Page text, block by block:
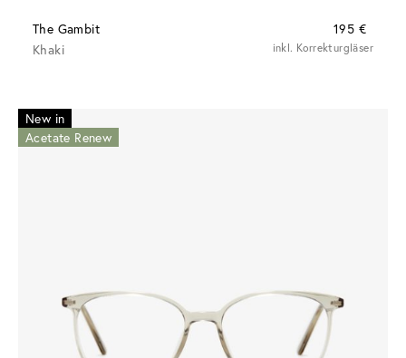
The Gambit
195 €
Khaki
inkl. Korrekturgläser
New in
Acetate Renew